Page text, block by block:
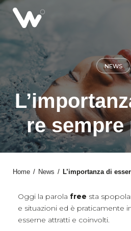
S
p
n
t
e
n
t
NEWS
re sempre
Home / News / L’importanza di
Oggi la parola free sta
e situazioni ed è praticamente
esserne attratti e coinvolti.